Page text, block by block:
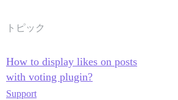
トピック
How to display likes on posts
with voting plugin?
Support